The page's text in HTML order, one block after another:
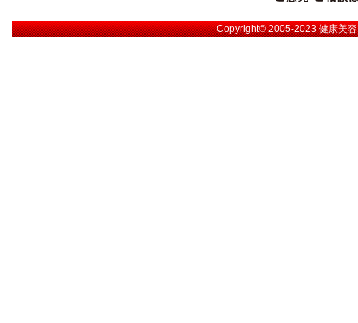
Copyright© 2005-2023健康美